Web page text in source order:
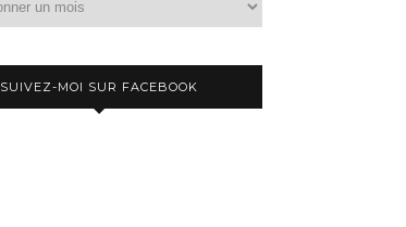
SUIVEZ-MOI SUR FACEBOOK